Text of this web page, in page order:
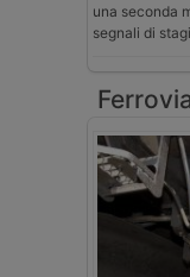
una seconda
segnali di